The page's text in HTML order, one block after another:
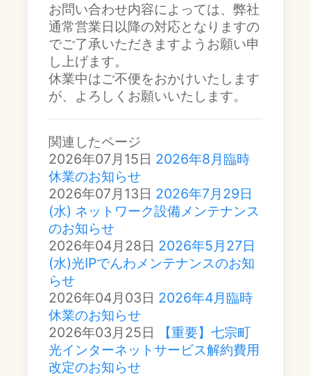
お問い合わせ内容によっては、弊社
通常営業日以降の対応となりますの
でご了承いただきますようお願い申
し上げます。
休業中はご不便をおかけいたします
が、よろしくお願いいたします。
関連したページ
2026年07月15日 2026年8月臨時
休業のお知らせ
2026年07月13日 2026年7月29日
(水) ネットワーク設備メンテナンス
のお知らせ
2026年04月28日 2026年5月27日
(水)光IPでんわメンテナンスのお知
らせ
2026年04月03日 2026年4月臨時
休業のお知らせ
2026年03月25日
【重要】七宗町
光インターネットサービス解約費用
改定のお知らせ